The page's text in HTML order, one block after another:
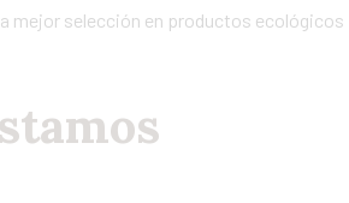
mejor selección en productos ecológicos